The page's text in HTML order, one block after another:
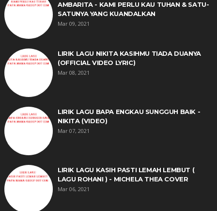
AMBARITA - KAMI PERLU KAU TUHAN & SATU-
SATUNYA YANG KUANDALKAN
Mar 09, 2021
LIRIK LAGU NIKITA KASIHMU TIADA DUANYA
(OFFICIAL VIDEO LYRIC)
Mar 08, 2021
LIRIK LAGU BAPA ENGKAU SUNGGUH BAIK -
NIKITA (VIDEO)
Mar 07, 2021
LIRIK LAGU KASIH PASTI LEMAH LEMBUT (
LAGU ROHANI ) - MICHELA THEA COVER
Mar 06, 2021